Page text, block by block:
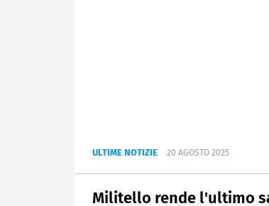
ULTIME NOTIZIE 20 AGOSTO 2025
Militello rende l'ultimo